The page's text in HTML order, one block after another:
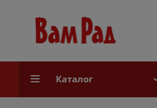
Каталог